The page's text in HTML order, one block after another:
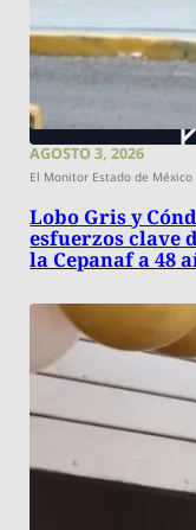
AGOSTO 3, 2026
El Monitor Estado de México
Lobo Gris y
esfuerzos clave
la Cepanaf a 48